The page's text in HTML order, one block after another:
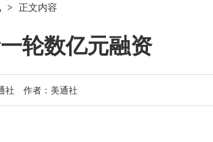
东，新功能已上线蚂蚁阿福App
> 正文内容
轮数亿元融资
社 作者：美通社